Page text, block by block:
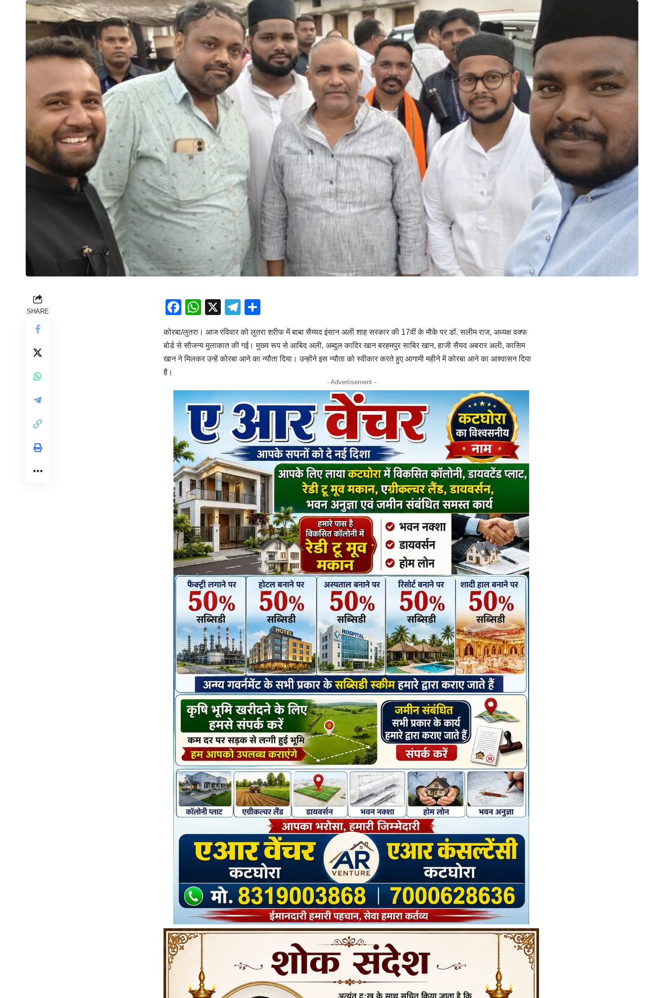
SHARE Facebook
WhatsApp
X Telegram
कोरबा/लुतरा। आज रविवार को लुतरा शरीफ में बाबा सैय्यद इंसान अली शाह सरकार की 17वीं के मौके पर डॉ. सलीम राज, अध्यक्ष वक्फ
बोर्ड से सौजन्य मुलाकात की गई। मुख्य रूप से आबिद अली, अब्दुल कादिर खान बरहमपुर साबिर खान, हाजी सैयद अबरार अली, कासिम
खान ने मिलकर उन्हें कोरबा आने का न्यौता दिया। उन्होंने इस न्यौता को स्वीकार करते हुए आगामी महीने में कोरबा आने का आश्वासन दिया
है।
- Advertisement -